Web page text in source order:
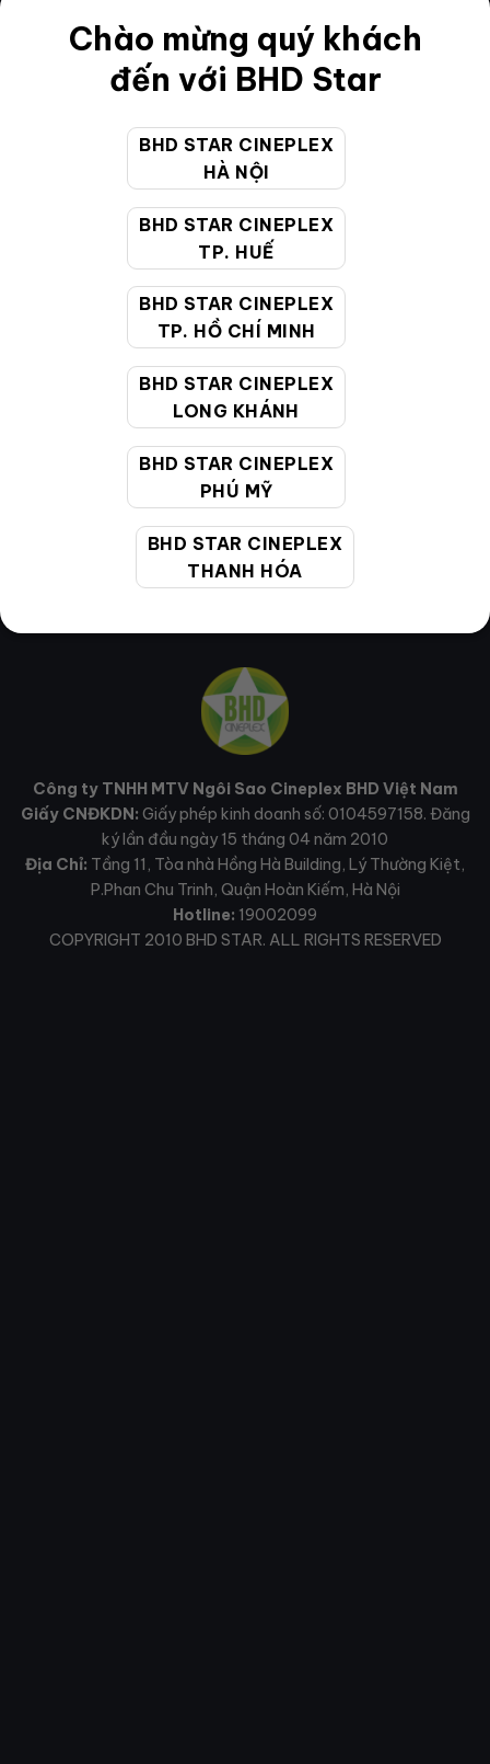
Chào mừng quý khách
đến với BHD Star
BHD STAR CINEPLEX
HÀ NỘI
BHD STAR CINEPLEX
TP. HUẾ
BHD STAR CINEPLEX
TP. HỒ CHÍ MINH
BHD STAR CINEPLEX
LONG KHÁNH
BHD STAR CINEPLEX
PHÚ MỸ
BHD STAR CINEPLEX
THANH HÓA
Điều khoản
Hướng dẫn đặt vé trực tuyến
Chính sách bảo vệ thông tin cá nhân của người tiêu
CHĂM SÓC KHÁCH HÀNG
19002099
gồm cả Lễ, Tết)
cskh@bhdstar.vn
MẠNG XÃ HỘI
Công ty TNHH MTV Ngôi Sao Cineplex BHD Việt Nam
Giấy CNĐKDN: Giấy phép kinh doanh số: 0104597158. Đăng
ký lần đầu ngày 15 tháng 04 năm 2010
Địa Chỉ: Tầng 11, Tòa nhà Hồng Hà Building, Lý Thường Kiệt,
P.Phan Chu Trinh, Quận Hoàn Kiếm, Hà Nội
Hotline: 19002099
COPYRIGHT 2010 BHD STAR. ALL RIGHTS RESERVED